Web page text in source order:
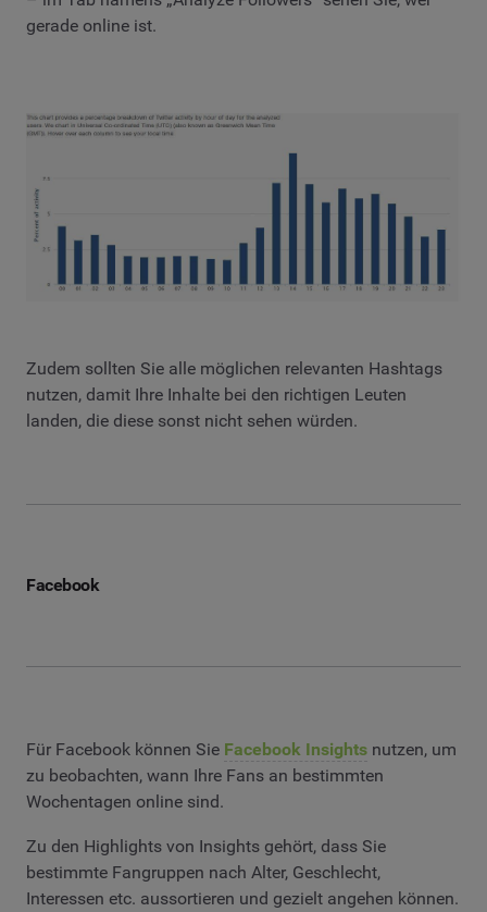
gerade online ist.
Zudem sollten Sie alle möglichen relevanten Hashtags
nutzen, damit Ihre Inhalte bei den richtigen Leuten
landen, die diese sonst nicht sehen würden.
Facebook
Für Facebook können Sie Facebook Insights nutzen, um
zu beobachten, wann Ihre Fans an bestimmten
Wochentagen online sind.
Zu den Highlights von Insights gehört, dass Sie
bestimmte Fangruppen nach Alter, Geschlecht,
Interessen etc. aussortieren und gezielt angehen können.